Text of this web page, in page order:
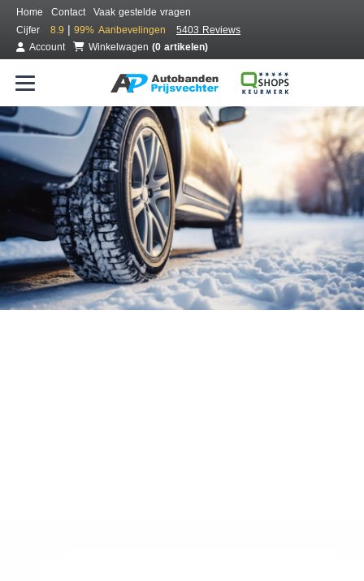
Home Contact
Vaak gestelde vragen
Cijfer
8.9 | 99% Aanbevelingen
5403 Reviews
Account
Winkelwagen (0 artikelen)
Bestel voordelig winterbanden
Gratis bezorgd of montage bij jou in de buurt
Seizoen:
Merken: